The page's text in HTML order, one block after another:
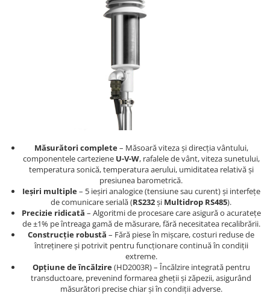
Măsurători complete– Măsoară viteza și direcția vântului,
componentele carteziene U-V-W, rafalele de vânt, viteza sunetului,
temperatura sonică, temperatura aerului, umiditatea relativă și
presiunea barometrică.
Ieșiri multiple– 5 ieșiri analogice (tensiune sau curent) și interfețe
de comunicare serială (RS232și Multidrop RS485).
Precizie ridicată – Algoritmi de procesare care asigură o acuratețe
de ±1% pe întreaga gamă de măsurare, fără necesitatea recalibrării.
Construcție robustă – Fără piese în mișcare, costuri reduse de
întreținere și potrivit pentru funcționare continuă în condiții
extreme.
Opțiune de încălzire(HD2003R) – Încălzire integrată pentru
transductoare, prevenind formarea gheții și zăpezii, asigurând
măsurători precise chiar și în condiții adverse.